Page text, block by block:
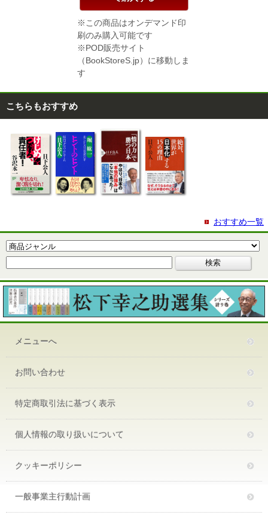
※この商品はオンデマンド印
刷のみ購入可能です
※POD販売サイト
（BookStoreS.jp）に移動しま
す
こちらもおすすめ
おすすめ一覧
メニューへ
お問い合わせ
特定商取引法に基づく表示
個人情報の取り扱いについて
クッキーポリシー
一般事業主行動計画